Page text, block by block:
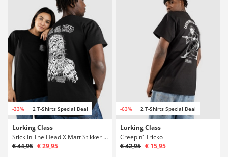
-33% 2 T-Shirts Special Deal
Lurking Class
Stick In The Head X Matt Stikker Tricko
€ 44,95 € 29,95
-63% 2 T-Shirts Special Deal
Lurking Class
Creepin' Tricko
€ 42,95 € 15,95